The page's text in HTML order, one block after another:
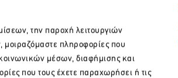
την παροχή λειτουργιών
μοιραζόμαστε πληροφορίες που
μέσων, διαφήμισης και
που τους έχετε παραχωρήσει ή τις